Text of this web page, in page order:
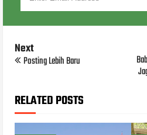
Next
Posting Lebih Baru
RELATED POSTS